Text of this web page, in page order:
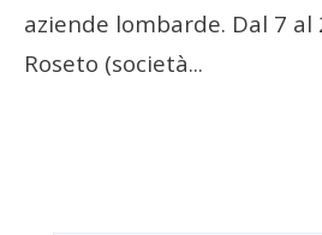
aziende lombarde. Dal 7
Roseto (società...